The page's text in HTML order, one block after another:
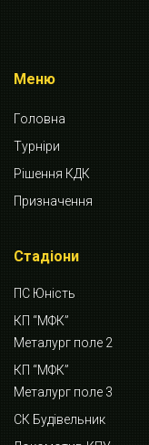
Меню
Головна
Турніри
Рішення КДК
Призначення
Стадіони
ПС Юність
КП “МФК”
Металург поле 2
КП “МФК”
Металург поле 3
СК Будівельник